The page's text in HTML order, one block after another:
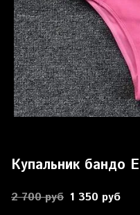
Купальник бандо
2 700 руб 1 350 руб